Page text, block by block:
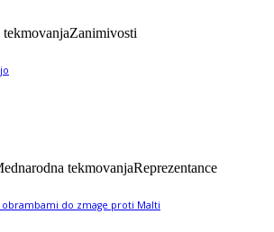
Zanimivosti
tekmovanjaReprezentance
do zmage proti Malti